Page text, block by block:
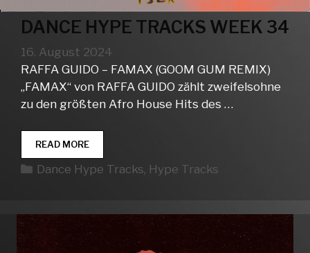
DANCE HYPE TRACKS WEEK 34
16. August 2024
RAFFA GUIDO – FAMAX (GOOM GUM REMIX)
„FAMAX“ von RAFFA GUIDO zählt zweifelsohne
zu den größten Afro House Hits des …
READ MOREDANCE
HYPE
TRACKS
Kategorien
Dance Hype Tracks, Hype Tracks